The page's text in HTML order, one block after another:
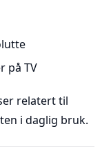
på TV
relatert til
i daglig bruk.